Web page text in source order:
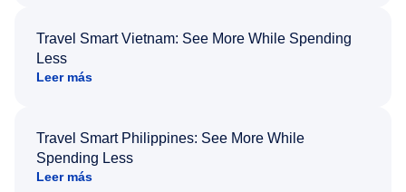
Travel Smart Vietnam: See More While Spending
Less
Leer más
Travel Smart Philippines: See More While
Spending Less
Leer más